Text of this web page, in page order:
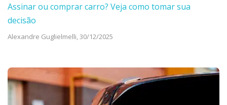
Assinar ou comprar carro? Veja como tomar sua
decisão
Alexandre Guglielmelli,30/12/2025